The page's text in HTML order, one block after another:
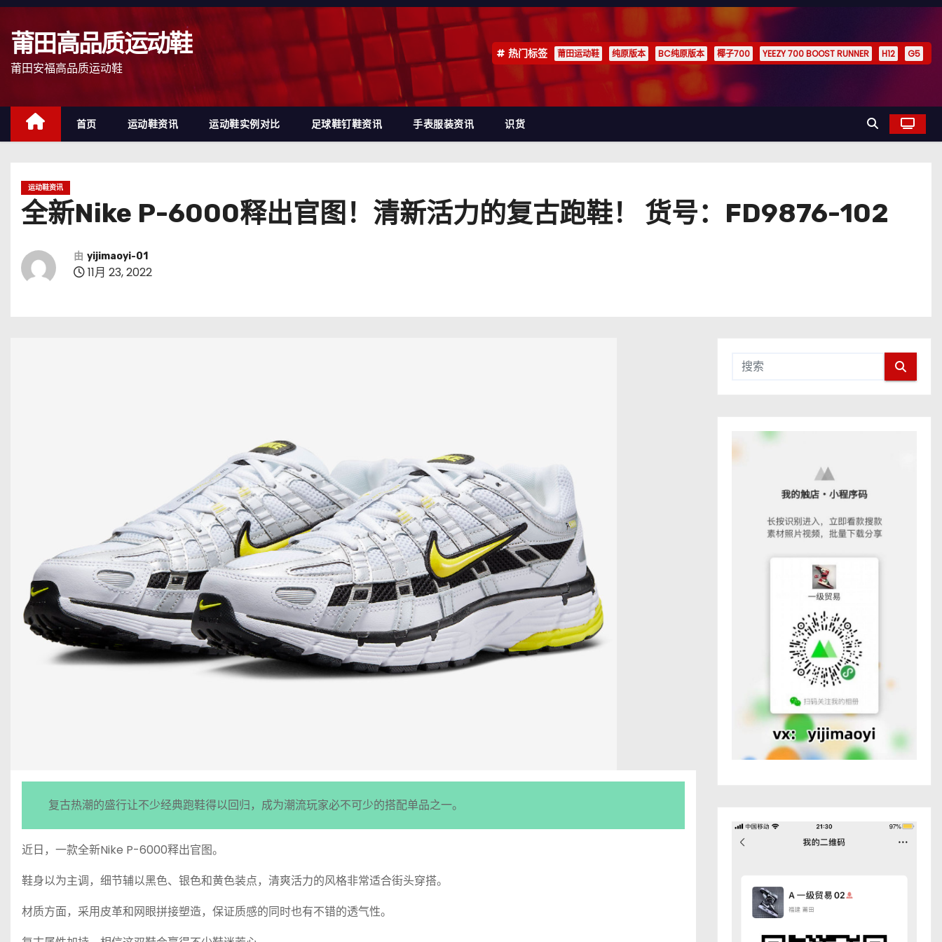
跳
莆田高品质运动鞋
莆田安福高品质运动鞋
热门标签 莆田运动鞋 纯原版本 BC纯原版本 椰子700 YEEZY 700 BOOST RUNNER H12 G5
首页 运动鞋资讯 运动鞋实例对比 足球鞋钉鞋资讯 手表服装资讯 识货
运动鞋资讯
全新Nike P-6000释出官图！清新活力的复古跑鞋！ 货号：FD9876-102
由 yijimaoyi-01
11月 23, 2022
复古热潮的盛行让不少经典跑鞋得以回归，成为潮流玩家必不可少的搭配单品之一。
近日，一款全新Nike P-6000释出官图。
鞋身以为主调，细节辅以黑色、银色和黄色装点，清爽活力的风格非常适合街头穿搭。
材质方面，采用皮革和网眼拼接塑造，保证质感的同时也有不错的透气性。